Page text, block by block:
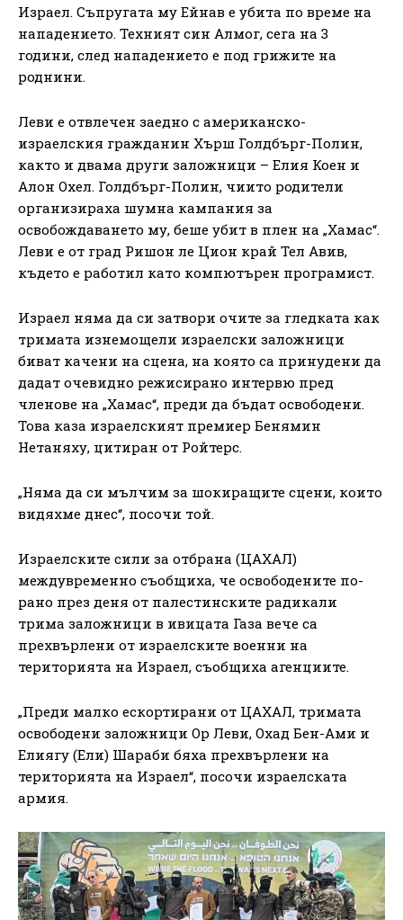
Израел. Съпругата му Ейнав е убита по време на
нападението. Техният син Алмог, сега на 3
години, след нападението е под грижите на
роднини.
Леви е отвлечен заедно с американско-
израелския гражданин Хърш Голдбърг-Полин,
както и двама други заложници – Елия Коен и
Алон Охел. Голдбърг-Полин, чиито родители
организираха шумна кампания за
освобождаването му, беше убит в плен на „Хамас“.
Леви е от град Ришон ле Цион край Тел Авив,
където е работил като компютърен програмист.
Израел няма да си затвори очите за гледката как
тримата изнемощели израелски заложници
биват качени на сцена, на която са принудени да
дадат очевидно режисирано интервю пред
членове на „Хамас“, преди да бъдат освободени.
Това каза израелският премиер Бенямин
Нетаняху, цитиран от Ройтерс.
„Няма да си мълчим за шокиращите сцени, които
видяхме днес“, посочи той.
Израелските сили за отбрана (ЦАХАЛ)
междувременно съобщиха, че освободените по-
рано през деня от палестинските радикали
трима заложници в ивицата Газа вече са
прехвърлени от израелските военни на
територията на Израел, съобщиха агенциите.
„Преди малко ескортирани от ЦАХАЛ, тримата
освободени заложници Ор Леви, Охад Бен-Ами и
Елиягу (Ели) Шараби бяха прехвърлени на
територията на Израел“, посочи израелската
армия.